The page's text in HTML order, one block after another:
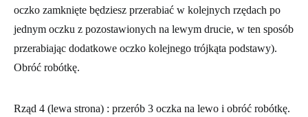
oczko zamknięte będziesz przerabiać w kolejnych rzędach po
jednym oczku z pozostawionych na lewym drucie, w ten sposób
przerabiając dodatkowe oczko kolejnego trójkąta podstawy).
Obróć robótkę.
Rząd 4 (lewa strona) : przerób 3 oczka na lewo i obróć robótkę.